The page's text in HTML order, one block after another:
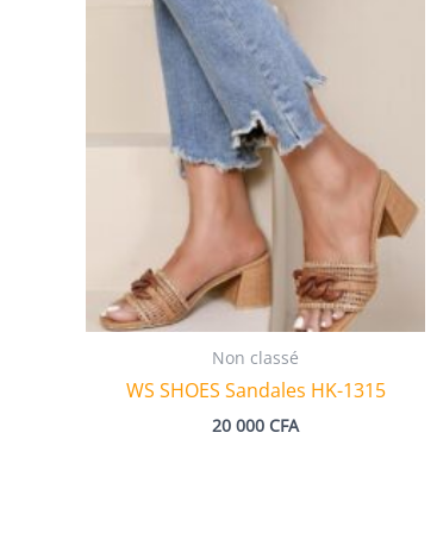
Non classé
WS SHOES Sandales HK-1315
20 000 CFA